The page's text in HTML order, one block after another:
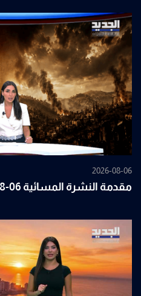
2026-08-06
مقدمة النشرة المسائية 06-08-2026